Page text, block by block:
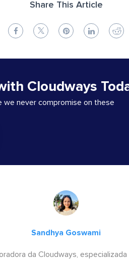
Share This Article
Cloudways
we never compromise on these
Sandhya Goswami
da Cloudways,